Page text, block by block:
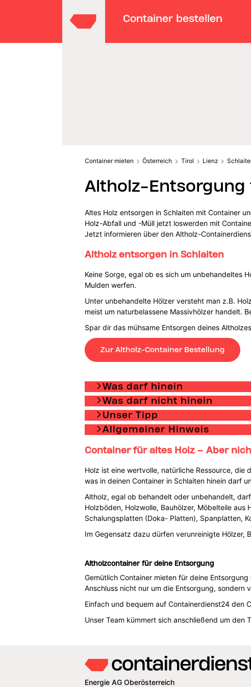
Container bestellen
Container mieten Österreich Tirol Lienz
Altholz-Entsorgung
Altes Holz entsorgen in Schlaiten mit Container
Holz-Abfall und -Müll jetzt loswerden mit
Jetzt informieren über den Altholz-
Altholz entsorgen in Schlaiten
Keine Sorge, egal ob es sich um unbehandeltes
Mulden werfen.
Unter unbehandelte Hölzer versteht man z.B.
meist um naturbelassene Massivhölzer handelt.
Spar dir das mühsame Entsorgen deines
Zur Altholz-Container Bestellung
Was darf hinein
Was darf nicht hinein
Unser Tipp
Allgemeiner Hinweis
Container für altes Holz – Aber
Holz ist eine wertvolle, natürliche Ressource,
was in deinen Container in Schlaiten hinein darf
Altholz, egal ob behandelt oder unbehandelt,
Holzböden, Holzwolle, Bauhölzer, Möbelteile
Schalungsplatten (Doka- Platten), Spanplatten,
Im Gegensatz dazu dürfen verunreinigte Hölzer,
Altholzcontainer für deine Entsorgung
Gemütlich Container mieten für deine
Anschluss nicht nur um die Entsorgung,
Einfach und bequem auf Containerdienst24 den
Unser Team kümmert sich anschließend um den
Energie AG Oberösterreich